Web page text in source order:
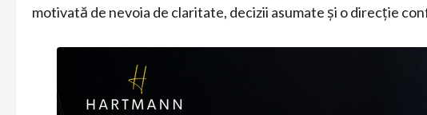
motivată de nevoia de claritate, decizii asumate şi o direcţie